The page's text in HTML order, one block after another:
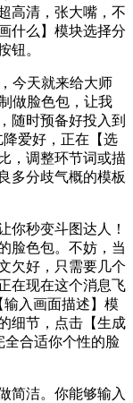
高清，张大嘴，不
什么】模块选择分
钮。
今天就来给大师
做脸色包，让我
随时预备好投入到
爱好，正在【选
，调整环节词或描
多分歧气概的模板
秒变斗图达人！
脸色包。不妨，当
欠好，只需要几个
在现在这个消息飞
入画面描述】模
细节，点击【生成
全合适你个性的脸
洁。你能够输入